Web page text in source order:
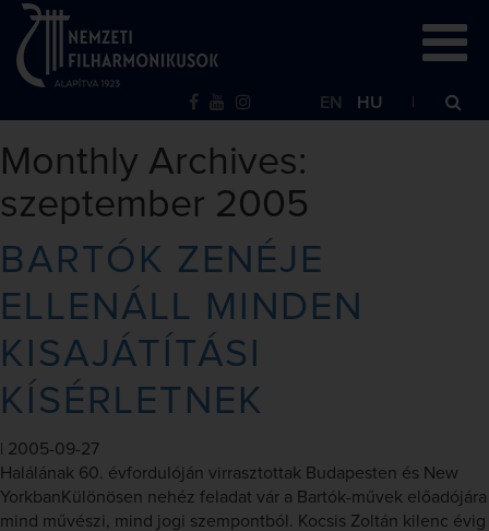
EN HU
Monthly Archives:
szeptember 2005
BARTÓK ZENÉJE
ELLENÁLL MINDEN
KISAJÁTÍTÁSI
KÍSÉRLETNEK
2005-09-27
Halálának 60. évfordulóján virrasztottak Budapesten és New
YorkbanKülönösen nehéz feladat vár a Bartók-művek előadójára
mind művészi, mind jogi szempontból. Kocsis Zoltán kilenc évig